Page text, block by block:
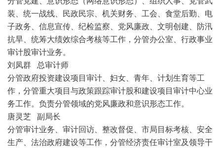
装、统一战线、民政民宗、机关财务、工会、食堂后勤、电
子政务、信息宣传、纪检监察、党风廉政、文明创建、防汛
抗旱、统筹大绩效综合考核等工作，分管办公室、行政事业
审计股审计业务。
刘凤群 总审计师
分管政府投资建设项目审计、妇女、青年、计划生育等工
作，分管重大项目与政策跟踪审计股和建设项目审计中心业
务工作。负责分管领域的党风廉政和意识形态工作。
唐灵芝 副局长
分管审计业务、审计回访、整改督促、市局目标考核、安全
生产、法治政府建设等工作，分管经济责任审计室及领导干